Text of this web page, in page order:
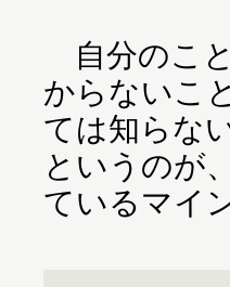
自分のこ
からないこ
ては知らな
というのが
ているマイ